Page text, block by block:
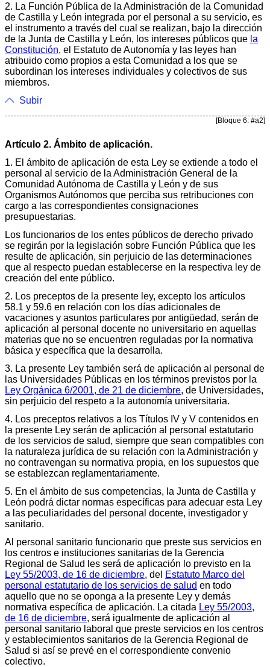
2. La Función Pública de la Administración de la Comunidad
de Castilla y León integrada por el personal a su servicio, es
el instrumento a través del cual se realizan, bajo la dirección
de la Junta de Castilla y León, los intereses públicos que la
Constitución, el Estatuto de Autonomía y las leyes han
atribuido como propios a esta Comunidad a los que se
subordinan los intereses individuales y colectivos de sus
miembros.
Subir
[Bloque 6: #a2]
Artículo 2. Ámbito de aplicación.
1. El ámbito de aplicación de esta Ley se extiende a todo el
personal al servicio de la Administración General de la
Comunidad Autónoma de Castilla y León y de sus
Organismos Autónomos que perciba sus retribuciones con
cargo a las correspondientes consignaciones
presupuestarias.
Los funcionarios de los entes públicos de derecho privado
se regirán por la legislación sobre Función Pública que les
resulte de aplicación, sin perjuicio de las determinaciones
que al respecto puedan establecerse en la respectiva ley de
creación del ente público.
2. Los preceptos de la presente ley, excepto los artículos
58.1 y 59.6 en relación con los días adicionales de
vacaciones y asuntos particulares por antigüedad, serán de
aplicación al personal docente no universitario en aquellas
materias que no se encuentren reguladas por la normativa
básica y específica que la desarrolla.
3. La presente Ley también será de aplicación al personal de
las Universidades Públicas en los términos previstos por la
Ley Orgánica 6/2001, de 21 de diciembre, de Universidades,
sin perjuicio del respeto a la autonomía universitaria.
4. Los preceptos relativos a los Títulos IV y V contenidos en
la presente Ley serán de aplicación al personal estatutario
de los servicios de salud, siempre que sean compatibles con
la naturaleza jurídica de su relación con la Administración y
no contravengan su normativa propia, en los supuestos que
se establezcan reglamentariamente.
5. En el ámbito de sus competencias, la Junta de Castilla y
León podrá dictar normas específicas para adecuar esta Ley
a las peculiaridades del personal docente, investigador y
sanitario.
Al personal sanitario funcionario que preste sus servicios en
los centros e instituciones sanitarias de la Gerencia
Regional de Salud les será de aplicación lo previsto en la
Ley 55/2003, de 16 de diciembre, del Estatuto Marco del
personal estatutario de los servicios de salud en todo
aquello que no se oponga a la presente Ley y demás
normativa específica de aplicación. La citada Ley 55/2003,
de 16 de diciembre, será igualmente de aplicación al
personal sanitario laboral que preste servicios en los centros
y establecimientos sanitarios de la Gerencia Regional de
Salud si así se prevé en el correspondiente convenio
colectivo.